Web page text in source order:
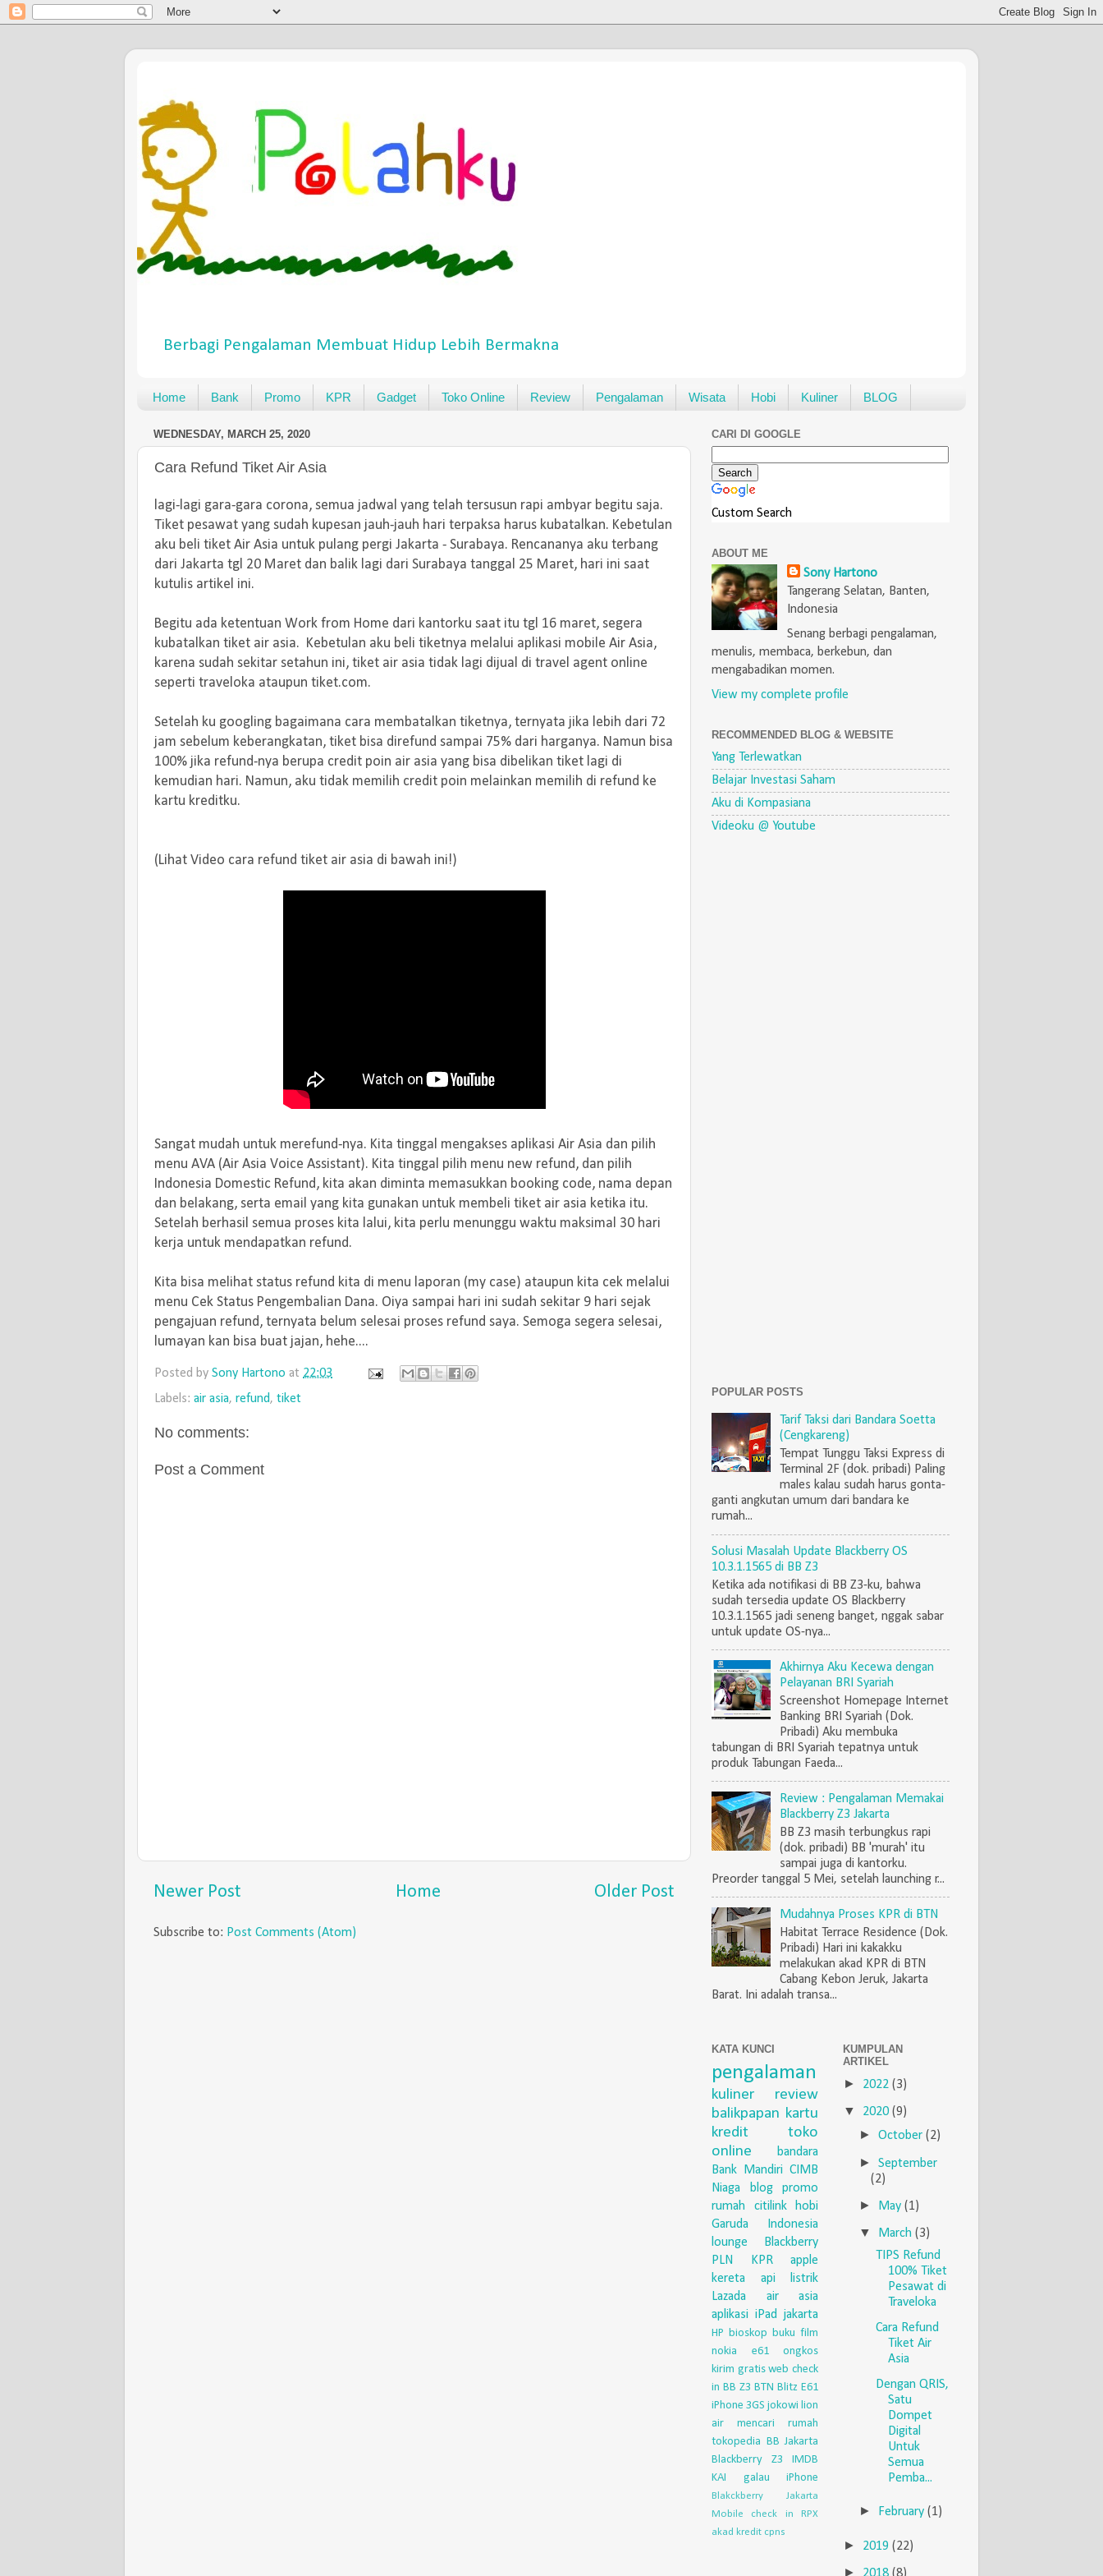
Berbagi Pengalaman Membuat Hidup Lebih Bermakna
Home Bank Promo KPR Gadget Toko Online Review Pengalaman Wisata Hobi Kuliner BLOG
WEDNESDAY, MARCH 25, 2020
Cara Refund Tiket Air Asia
lagi-lagi gara-gara corona, semua jadwal yang telah tersusun rapi ambyar begitu saja.
Tiket pesawat yang sudah kupesan jauh-jauh hari terpaksa harus kubatalkan. Kebetulan
aku beli tiket Air Asia untuk pulang pergi Jakarta - Surabaya. Rencananya aku terbang
dari Jakarta tgl 20 Maret dan balik lagi dari Surabaya tanggal 25 Maret, hari ini saat
kutulis artikel ini.
Begitu ada ketentuan Work from Home dari kantorku saat itu tgl 16 maret, segera
kubatalkan tiket air asia. Kebetulan aku beli tiketnya melalui aplikasi mobile Air Asia,
karena sudah sekitar setahun ini, tiket air asia tidak lagi dijual di travel agent online
seperti traveloka ataupun tiket.com.
Setelah ku googling bagaimana cara membatalkan tiketnya, ternyata jika lebih dari 72
jam sebelum keberangkatan, tiket bisa direfund sampai 75% dari harganya. Namun bisa
100% jika refund-nya berupa credit poin air asia yang bisa dibelikan tiket lagi di
kemudian hari. Namun, aku tidak memilih credit poin melainkan memilih di refund ke
kartu kreditku.
(Lihat Video cara refund tiket air asia di bawah ini!)
Sangat mudah untuk merefund-nya. Kita tinggal mengakses aplikasi Air Asia dan pilih
menu AVA (Air Asia Voice Assistant). Kita tinggal pilih menu new refund, dan pilih
Indonesia Domestic Refund, kita akan diminta memasukkan booking code, nama depan
dan belakang, serta email yang kita gunakan untuk membeli tiket air asia ketika itu.
Setelah berhasil semua proses kita lalui, kita perlu menunggu waktu maksimal 30 hari
kerja untuk mendapatkan refund.
Kita bisa melihat status refund kita di menu laporan (my case) ataupun kita cek melalui
menu Cek Status Pengembalian Dana. Oiya sampai hari ini sudah sekitar 9 hari sejak
pengajuan refund, ternyata belum selesai proses refund saya. Semoga segera selesai,
lumayan kan bisa buat jajan, hehe....
Posted by Sony Hartono at 22:03
Labels: air asia, refund, tiket
No comments:
Post a Comment
Newer Post Older Post
Home
Subscribe to: Post Comments (Atom)
CARI DI GOOGLE
Custom Search
ABOUT ME
Sony Hartono
Tangerang Selatan, Banten,
Indonesia
Senang berbagi pengalaman,
menulis, membaca, berkebun, dan
mengabadikan momen.
View my complete profile
RECOMMENDED BLOG & WEBSITE
Yang Terlewatkan
Belajar Investasi Saham
Aku di Kompasiana
Videoku @ Youtube
POPULAR POSTS
Tarif Taksi dari Bandara Soetta
(Cengkareng)
Tempat Tunggu Taksi Express di
Terminal 2F (dok. pribadi) Paling
males kalau sudah harus gonta-
ganti angkutan umum dari bandara ke
rumah...
Solusi Masalah Update Blackberry OS
10.3.1.1565 di BB Z3
Ketika ada notifikasi di BB Z3-ku, bahwa
sudah tersedia update OS Blackberry
10.3.1.1565 jadi seneng banget, nggak sabar
untuk update OS-nya...
Akhirnya Aku Kecewa dengan
Pelayanan BRI Syariah
Screenshot Homepage Internet
Banking BRI Syariah (Dok.
Pribadi) Aku membuka
tabungan di BRI Syariah tepatnya untuk
produk Tabungan Faeda...
Review : Pengalaman Memakai
Blackberry Z3 Jakarta
BB Z3 masih terbungkus rapi
(dok. pribadi) BB 'murah' itu
sampai juga di kantorku.
Preorder tanggal 5 Mei, setelah launching r...
Mudahnya Proses KPR di BTN
Habitat Terrace Residence (Dok.
Pribadi) Hari ini kakakku
melakukan akad KPR di BTN
Cabang Kebon Jeruk, Jakarta
Barat. Ini adalah transa...
KATA KUNCI
pengalaman
kuliner
review
balikpapan kartu
kredit
toko
online
bandara
Bank Mandiri CIMB
Niaga
blog
promo
rumah
citilink
hobi
Garuda Indonesia
lounge
Blackberry
PLN
KPR
apple
kereta api
listrik
Lazada
air asia
aplikasi iPad jakarta
HP bioskop buku film
nokia e61
ongkos
kirim gratis web check
in BB Z3 BTN Blitz E61
iPhone 3GS jokowi lion
air
mencari rumah
tokopedia BB Jakarta
Blackberry Z3
IMDB
KAI
galau iPhone
Blakckberry Jakarta
Mobile check in
RPX
akad kredit cpns
KUMPULAN
ARTIKEL
► 2022 (3)
▼ 2020 (9)
►October(2)
►September
(2)
► May(1)
▼ March(3)
TIPS Refund
100% Tiket
Pesawat di
Traveloka
Cara Refund
Tiket Air
Asia
Dengan QRIS,
Satu
Dompet
Digital
Untuk
Semua
Pemba...
► February(1)
► 2019 (22)
►